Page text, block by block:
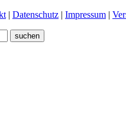
| Datenschutz | Impressum |